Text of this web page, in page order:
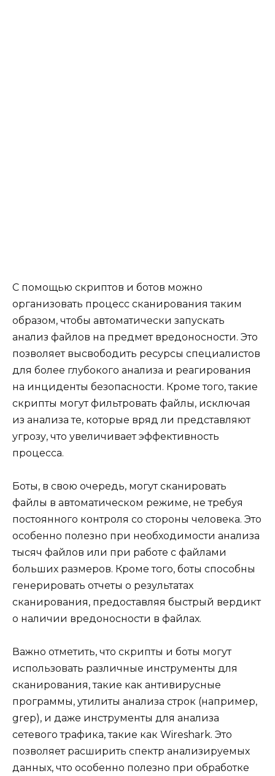
С помощью скриптов и ботов можно
организовать процесс сканирования таким
образом, чтобы автоматически запускать
анализ файлов на предмет вредоносности. Это
позволяет высвободить ресурсы специалистов
для более глубокого анализа и реагирования
на инциденты безопасности. Кроме того, такие
скрипты могут фильтровать файлы, исключая
из анализа те, которые вряд ли представляют
угрозу, что увеличивает эффективность
процесса.
Боты, в свою очередь, могут сканировать
файлы в автоматическом режиме, не требуя
постоянного контроля со стороны человека. Это
особенно полезно при необходимости анализа
тысяч файлов или при работе с файлами
больших размеров. Кроме того, боты способны
генерировать отчеты о результатах
сканирования, предоставляя быстрый вердикт
о наличии вредоносности в файлах.
Важно отметить, что скрипты и боты могут
использовать различные инструменты для
сканирования, такие как антивирусные
программы, утилиты анализа строк (например,
grep), и даже инструменты для анализа
сетевого трафика, такие как Wireshark. Это
позволяет расширить спектр анализируемых
данных, что особенно полезно при обработке